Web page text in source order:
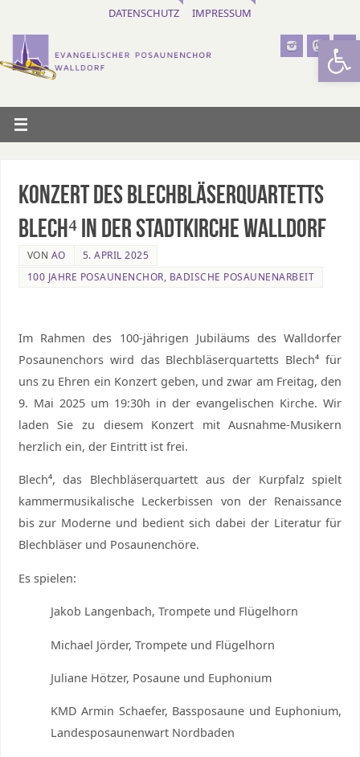
DATENSCHUTZ IMPRESSUM
Konzert des Blechbläserquartetts
Blech⁴ in der Stadtkirche Walldorf
VON AO
5. APRIL 2025
100 JAHRE POSAUNENCHOR, BADISCHE POSAUNENARBEIT
Im Rahmen des 100-jährigen Jubiläums des Walldorfer
Posaunenchors wird das Blechbläserquartetts Blech⁴ für
uns zu Ehren ein Konzert geben, und zwar am Freitag, den
9. Mai 2025 um 19:30h in der evangelischen Kirche. Wir
laden Sie zu diesem Konzert mit Ausnahme-Musikern
herzlich ein, der Eintritt ist frei.
Blech⁴, das Blechbläserquartett aus der Kurpfalz spielt
kammermusikalische Leckerbissen von der Renaissance
bis zur Moderne und bedient sich dabei der Literatur für
Blechbläser und Posaunenchöre.
Es spielen:
Jakob Langenbach, Trompete und Flügelhorn
Michael Jörder, Trompete und Flügelhorn
Juliane Hötzer, Posaune und Euphonium
KMD Armin Schaefer, Bassposaune und Euphonium,
Landesposaunenwart Nordbaden